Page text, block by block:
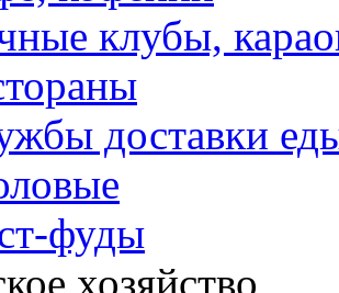
клубы,
доставки
фуды
хозяйство